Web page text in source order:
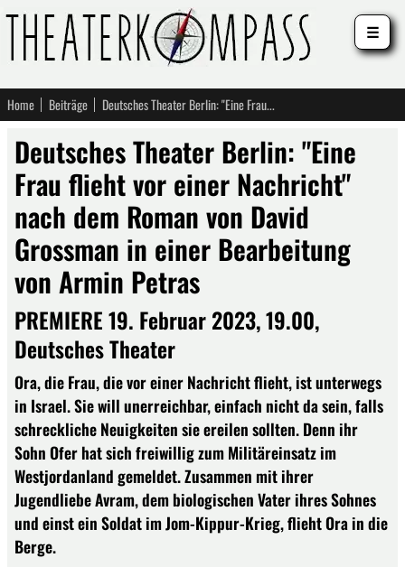
Home Beiträge Deutsches Theater Berlin: "Eine Frau flieht vor einer Nachricht" nach dem Roman von David Grossman in einer Bearbeitung von Armin Petras
Deutsches Theater Berlin: "Eine
Frau flieht vor einer Nachricht"
nach dem Roman von David
Grossman in einer Bearbeitung
von Armin Petras
PREMIERE 19. Februar 2023, 19.00,
Deutsches Theater
Ora, die Frau, die vor einer Nachricht flieht, ist unterwegs
in Israel. Sie will unerreichbar, einfach nicht da sein, falls
schreckliche Neuigkeiten sie ereilen sollten. Denn ihr
Sohn Ofer hat sich freiwillig zum Militäreinsatz im
Westjordanland gemeldet. Zusammen mit ihrer
Jugendliebe Avram, dem biologischen Vater ihres Sohnes
und einst ein Soldat im Jom-Kippur-Krieg, flieht Ora in die
Berge.
☰